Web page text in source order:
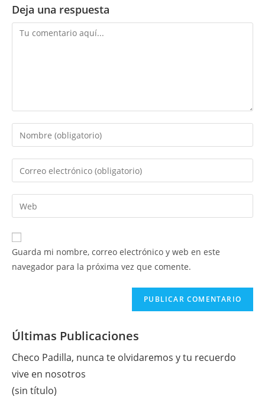
Deja una respuesta
Comentario
Introduce
tu
nombre
de
usuario
para
comentar
Introduce
tu
dirección
de
electrónico
para
comentar
Introduce
la
URL
de
Guarda mi nombre, correo electrónico y web en este
navegador para la próxima vez que comente.
Últimas Publicaciones
Checo Padilla, nunca te olvidaremos y tu recuerdo
vive en nosotros
(sin título)